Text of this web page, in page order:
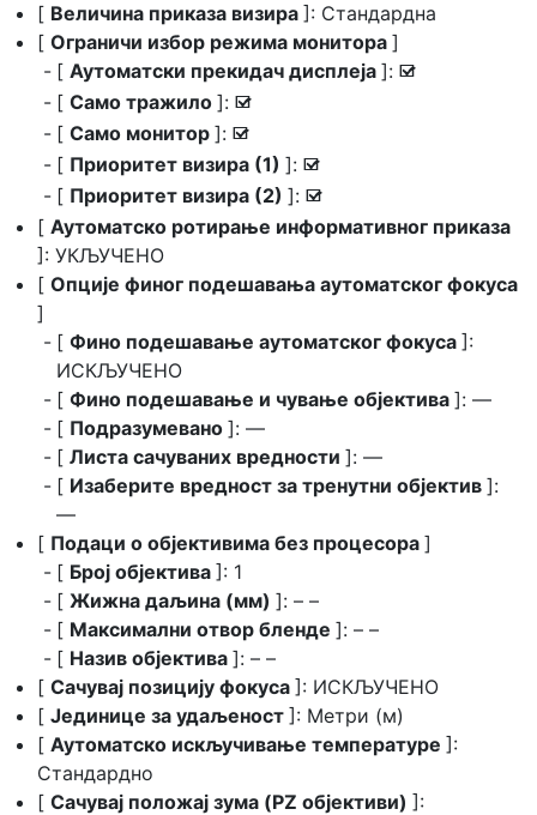
[ Величина приказа визира ]: Стандардна
[ Ограничи избор режима монитора ]
[ Аутоматски прекидач дисплеја ]: M
[ Само тражило ]: M
[ Само монитор ]: M
[ Приоритет визира (1) ]: M
[ Приоритет визира (2) ]: M
[ Аутоматско ротирање информативног приказа
]: УКЉУЧЕНО
[ Опције финог подешавања аутоматског фокуса
]
[ Фино подешавање аутоматског фокуса ]:
ИСКЉУЧЕНО
[ Фино подешавање и чување објектива ]: —
[ Подразумевано ]: —
[ Листа сачуваних вредности ]: —
[ Изаберите вредност за тренутни објектив ]:
—
[ Подаци о објективима без процесора ]
[ Број објектива ]: 1
[ Жижна даљина (мм) ]: – –
[ Максимални отвор бленде ]: – –
[ Назив објектива ]: – –
[ Сачувај позицију фокуса ]: ИСКЉУЧЕНО
[ Јединице за удаљеност ]: Метри (м)
[ Аутоматско искључивање температуре ]:
Стандардно
[ Сачувај положај зума (PZ објективи) ]: